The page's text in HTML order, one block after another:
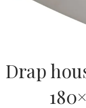
Drap